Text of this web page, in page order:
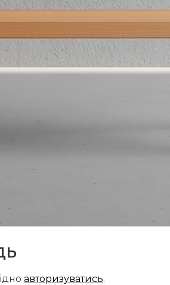
авторизуватись.